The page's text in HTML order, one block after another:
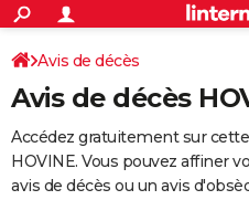
ACTUALITÉS
Politique
Société
Faits Divers
Education
Monde
Villes
+
SPORT
Coupe du monde 2026
Football
Tennis
Cyclisme
Rugby
Forum
Programme TV
TNT
Streaming
Cinéma
Sorties cinéma
Musique
+
FINANCE
Avis de décès
Avis de décès
Accédez gratuitement sur
HOVINE. Vous pouvez affiner
avis de décès ou un avis